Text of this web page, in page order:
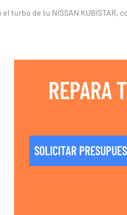
turbo de tu NISSAN KUBISTAR,
REPARA
SOLICITAR